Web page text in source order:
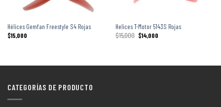
Hélices Gemfan Freestyle S4 Rojas
$15,000
Helices T-Motor 5143S Rojas
$15,000 $14,000
CATEGORÍAS DE PRODUCTO